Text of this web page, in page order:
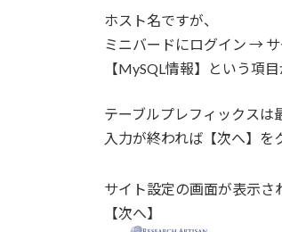
ホスト名ですが、
ミニバードにログイン →
【MySQL情報】という項
テーブルプレフィックスは
入力が終われば【次へ】を
サイト設定の画面が表示さ
【次へ】